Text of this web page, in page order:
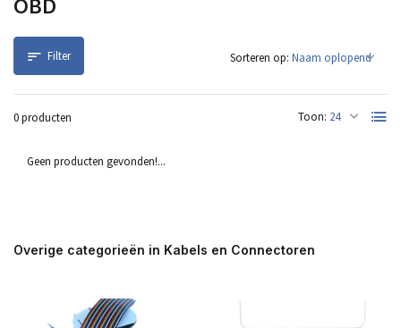
OBD
Filter
0 producten Toon:
Sorteren op:
Geen producten gevonden!...
Overige categorieën in Kabels en Connectoren